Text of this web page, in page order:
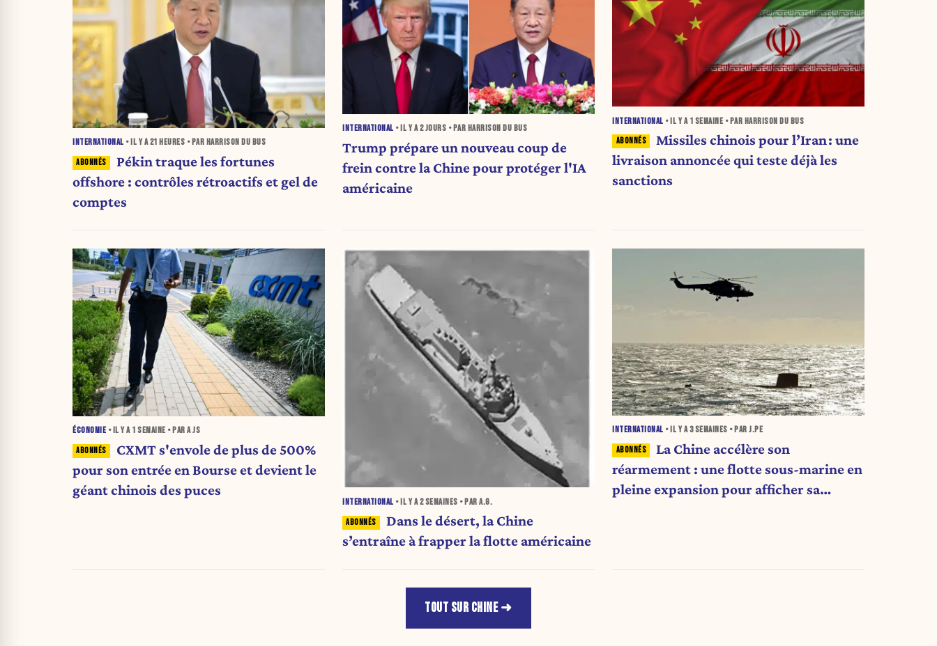
INTERNATIONAL • IL Y A21 HEURES • PAR HARRISON DU BUS
Pékin traque les fortunes
offshore : contrôles rétroactifs et gel de
comptes
INTERNATIONAL • IL Y A2 JOURS • PAR HARRISON DU BUS
Trump prépare un nouveau coup de
frein contre la Chine pour protéger l'IA
américaine
INTERNATIONAL • IL Y A 1 SEMAINE • PAR HARRISON DU BUS
Missiles chinois pour l’Iran : une
livraison annoncée qui teste déjà les
sanctions
ÉCONOMIE • IL Y A 1 SEMAINE • PAR A JS
CXMT s'envole de plus de 500%
pour son entrée en Bourse et devient le
géant chinois des puces
INTERNATIONAL • IL Y A2 SEMAINES • PAR A.G.
Dans le désert, la Chine
s’entraîne à frapper la flotte américaine
INTERNATIONAL • IL Y A3 SEMAINES • PAR J.PE
La Chine accélère son
réarmement : une flotte sous-marine en
pleine expansion pour afficher sa
TOUT SUR CHINE